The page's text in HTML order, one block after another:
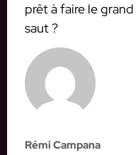
prêt à faire le grand
saut ?
Rémi Campana